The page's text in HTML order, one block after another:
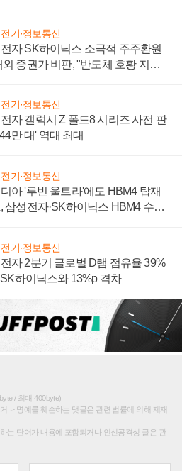
기·정보통신
자 SK하이닉스 소극적 주주환원
외 증권가 비판, "반도체 호황 지속
기·정보통신
자 갤럭시 Z 폴드8 시리즈 사전 판
만 대' 역대 최대
기·정보통신
아 '루빈 울트라'에도 HBM4 탑재
삼성전자·SK하이닉스 HBM4 수율
기·정보통신
자 2분기 글로벌 D램 점유율 39%
하이닉스와 13%p 격차
/ 최대 400byte)
나 명예를 훼손하는 댓글은 관련 법률에 의해 제재
는 단어가 내용에 포함되거나 인신공격성 글은 관